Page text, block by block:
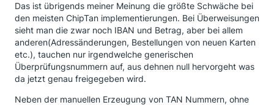
Das ist übrigends meiner Meinung die größte Schwäche bei
den meisten ChipTan implementierungen. Bei Überweisungen
sieht man die zwar noch IBAN und Betrag, aber bei allem
anderen(Adressänderungen, Bestellungen von neuen Karten
etc.), tauchen nur irgendwelche generischen
Überprüfungsnummern auf, aus dehnen null hervorgeht was
da jetzt genau freigegeben wird.
Neben der manuellen Erzeugung von TAN Nummern, ohne